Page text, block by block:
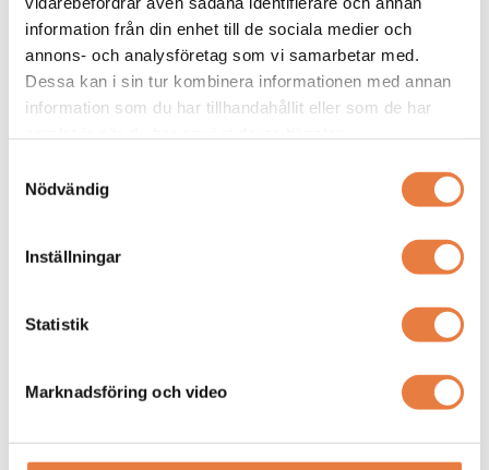
information från din enhet till de sociala medier och
annons- och analysföretag som vi samarbetar med.
Dessa kan i sin tur kombinera informationen med annan
information som du har tillhandahållit eller som de har
Nödvändig
Inställningar
Statistik
Marknadsföring och video
IR155
Isolationsvakt (IMD) för ojordade
självtest mm.
Prisförfrågan
ISO165C
Isolationsövervakning för
(IT-system) i elfordon. Med CAN-